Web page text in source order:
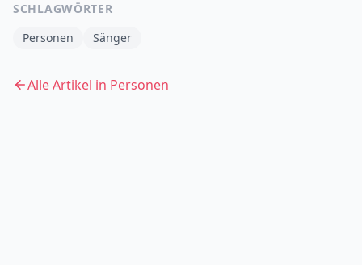
SCHLAGWÖRTER
Personen
Sänger
Alle Artikel in Personen